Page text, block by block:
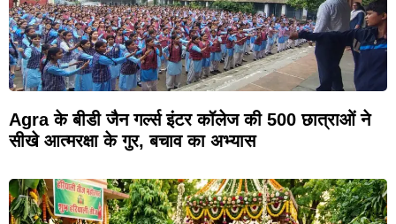
Agra के बीडी जैन गर्ल्स इंटर कॉलेज की 500 छात्राओं ने
सीखे आत्मरक्षा के गुर, बचाव का अभ्यास